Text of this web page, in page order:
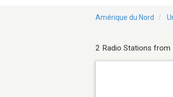
Amérique du Nord
2 Radio Stations from